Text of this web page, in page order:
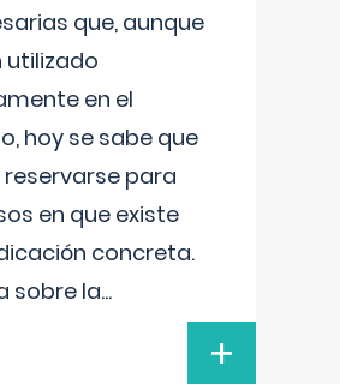
que, aunque
utilizado
en el
hoy se sabe que
para
en que existe
concreta.
sobre la...
+